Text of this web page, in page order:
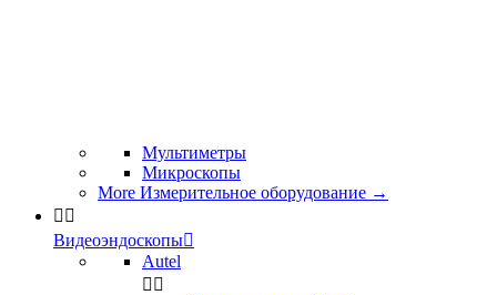
Мультиметры
Микроскопы
More Измерительное оборудование →
 
Видеоэндоскопы
Autel
 